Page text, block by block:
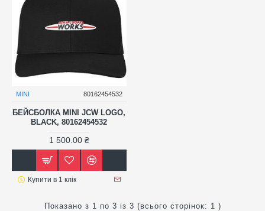
MINI 80162454532
БЕЙСБОЛКА MINI JCW LOGO,
BLACK, 80162454532
1 500.00 ₴
Купити в 1 клік
Показано з 1 по 3 із 3 (всього сторінок: 1 )